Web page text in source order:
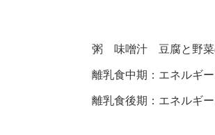
粥 味噌汁 豆腐と野
離乳食中期：エネルギ
離乳食後期：エネルギ